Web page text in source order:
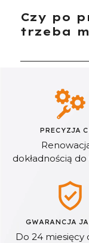
Czy po
trzeba
PRECYZJA
dokładnością
GWARANCJA
Do 24 miesięcy